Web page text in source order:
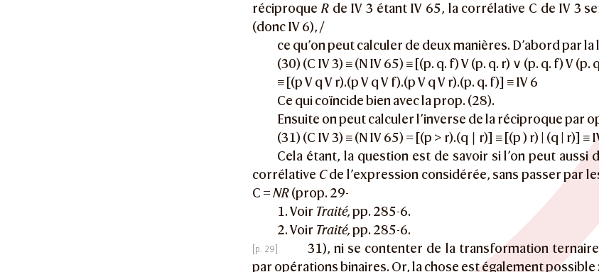
réciproque Rde IV 3 étant IV 65, la corrélative C de IV 3
(donc IV 6), /
ce qu’on peut calculer de deux manières. D’abord par la
(30) (C IV 3) ≡ (N IV 65) ≡ [(p. q. f) V (p. q. r) ∨ (p. q. f) V (p.
≡ [(p V q V r).(p V q V f).(p V q V r).(p. q. f)] ≡ IV 6
Ce qui coïncide bien avec la prop. (28).
Ensuite on peut calculer l’inverse de la réciproque par
(31) (C IV 3) ≡ (N IV 65) = [(p > r).(q ∣ r)] ≡ [(p ) r) | (q | r)] ≡
Cela étant, la question est de savoir si l’on peut
corrélative Cde l’expression considérée, sans passer par
C =NR(prop. 29-
1. Voir Traité,pp. 285-6.
2. Voir Traité,pp. 285-6.
31), ni se contenter de la transformation
par opérations binaires. Or, la chose est également possible :